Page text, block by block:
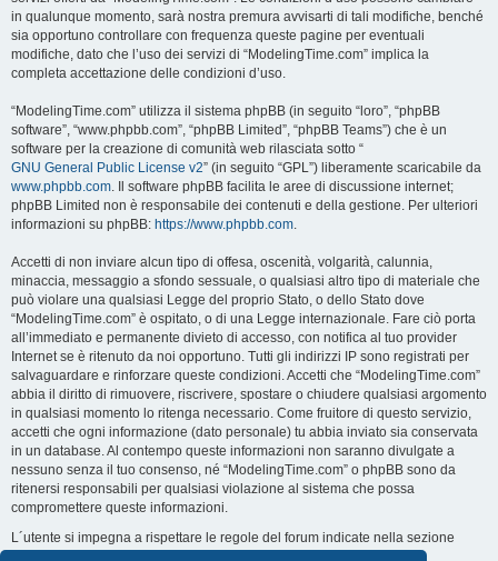
in qualunque momento, sarà nostra premura avvisarti di tali modifiche, benché
sia opportuno controllare con frequenza queste pagine per eventuali
modifiche, dato che l’uso dei servizi di “ModelingTime.com” implica la
completa accettazione delle condizioni d’uso.
“ModelingTime.com” utilizza il sistema phpBB (in seguito “loro”, “phpBB
software”, “www.phpbb.com”, “phpBB Limited”, “phpBB Teams”) che è un
software per la creazione di comunità web rilasciata sotto “
GNU General Public License v2” (in seguito “GPL”) liberamente scaricabile da
www.phpbb.com. Il software phpBB facilita le aree di discussione internet;
phpBB Limited non è responsabile dei contenuti e della gestione. Per ulteriori
informazioni su phpBB: https://www.phpbb.com.
Accetti di non inviare alcun tipo di offesa, oscenità, volgarità, calunnia,
minaccia, messaggio a sfondo sessuale, o qualsiasi altro tipo di materiale che
può violare una qualsiasi Legge del proprio Stato, o dello Stato dove
“ModelingTime.com” è ospitato, o di una Legge internazionale. Fare ciò porta
all’immediato e permanente divieto di accesso, con notifica al tuo provider
Internet se è ritenuto da noi opportuno. Tutti gli indirizzi IP sono registrati per
salvaguardare e rinforzare queste condizioni. Accetti che “ModelingTime.com”
abbia il diritto di rimuovere, riscrivere, spostare o chiudere qualsiasi argomento
in qualsiasi momento lo ritenga necessario. Come fruitore di questo servizio,
accetti che ogni informazione (dato personale) tu abbia inviato sia conservata
in un database. Al contempo queste informazioni non saranno divulgate a
nessuno senza il tuo consenso, né “ModelingTime.com” o phpBB sono da
ritenersi responsabili per qualsiasi violazione al sistema che possa
compromettere queste informazioni.
L´utente si impegna a rispettare le regole del forum indicate nella sezione